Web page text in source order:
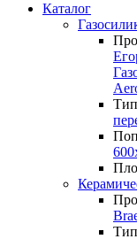
Каталог